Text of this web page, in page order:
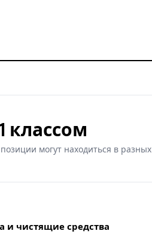
классом
могут находиться в разных
и чистящие средства